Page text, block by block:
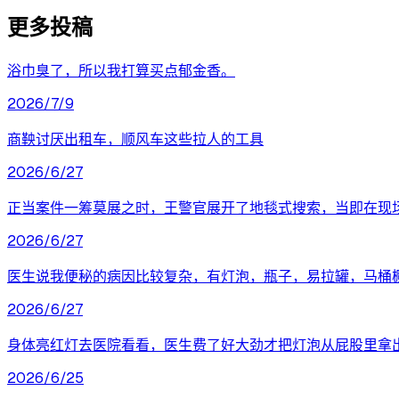
更多投稿
浴巾臭了，所以我打算买点郁金香。
2026/7/9
商鞅讨厌出租车，顺风车这些拉人的工具
2026/6/27
正当案件一筹莫展之时，王警官展开了地毯式搜索，当即在现
2026/6/27
医生说我便秘的病因比较复杂，有灯泡，瓶子，易拉罐，马桶
2026/6/27
身体亮红灯去医院看看，医生费了好大劲才把灯泡从屁股里拿
2026/6/25